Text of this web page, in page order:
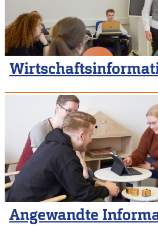
Angewandte